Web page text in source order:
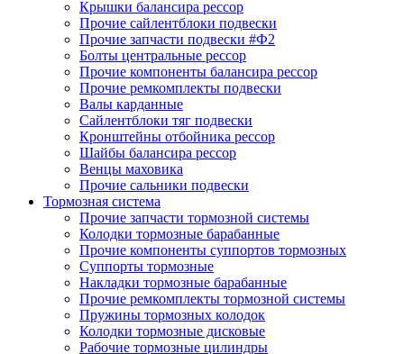
Крышки балансира рессор
Прочие сайлентблоки подвески
Прочие запчасти подвески #Ф2
Болты центральные рессор
Прочие компоненты балансира рессор
Прочие ремкомплекты подвески
Валы карданные
Сайлентблоки тяг подвески
Кронштейны отбойника рессор
Шайбы балансира рессор
Венцы маховика
Прочие сальники подвески
Тормозная система
Прочие запчасти тормозной системы
Колодки тормозные барабанные
Прочие компоненты суппортов тормозных
Суппорты тормозные
Накладки тормозные барабанные
Прочие ремкомплекты тормозной системы
Пружины тормозных колодок
Колодки тормозные дисковые
Рабочие тормозные цилиндры